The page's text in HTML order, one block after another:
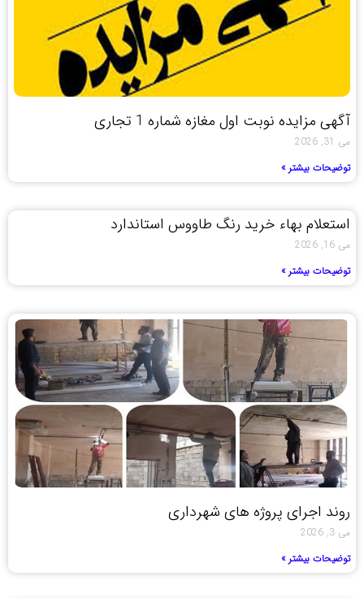
آگهی مزایده نوبت اول مغازه شماره 1 تجاری
می 31, 2026
توضیحات بیشتر »
استعلام بهاء خرید رنگ طاووس استاندارد
می 16, 2026
توضیحات بیشتر »
روند اجرای پروژه های شهرداری
می 3, 2026
توضیحات بیشتر »